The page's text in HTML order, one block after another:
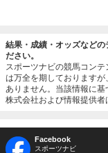
結果・成績・オッズなどの
ださい。
スポーツナビの競馬コン
は万全を期しております
ありません。当該情報に
株式会社および情報提供者
Facebook
スポーツナビ